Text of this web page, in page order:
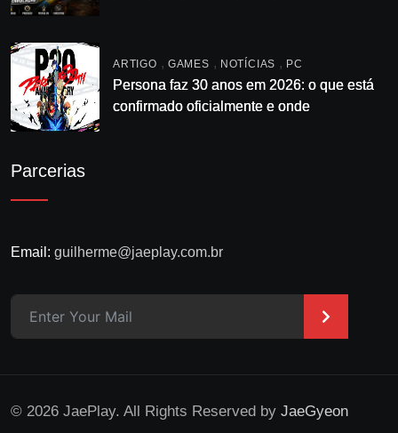
ARTIGO , GAMES , NOTÍCIAS , PC
Persona faz 30 anos em 2026: o que está
confirmado oficialmente e onde
Parcerias
Email: guilherme@jaeplay.com.br
>
© 2026 JaePlay. All Rights Reserved by JaeGyeon